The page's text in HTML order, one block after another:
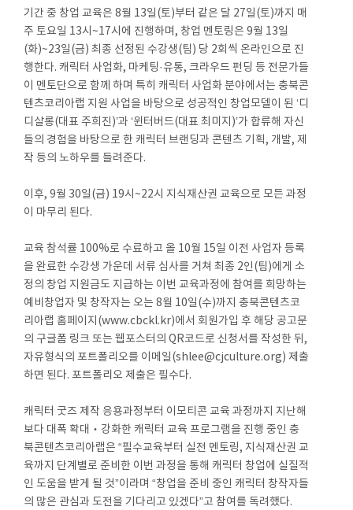
기간 중 창업 교육은 8월 13일(토)부터 같은 달 27일(토)까지 매
주 토요일 13시~17시에 진행하며, 창업 멘토링은 9월 13일
(화)~23일(금) 최종 선정된 수강생(팀) 당 2회씩 온라인으로 진
행한다. 캐릭터 사업화, 마케팅·유통, 크라우드 펀딩 등 전문가들
이 멘토단으로 함께 하며 특히 캐릭터 사업화 분야에서는 충북콘
텐츠코리아랩 지원 사업을 바탕으로 성공적인 창업모델이 된 ‘디
디살롱(대표 주희진)’과 ‘윈터버드(대표 최미지)’가 합류해 자신
들의 경험을 바탕으로 한 캐릭터 브랜딩과 콘텐츠 기획, 개발, 제
작 등의 노하우를 들려준다.
이후, 9월 30일(금) 19시~22시 지식재산권 교육으로 모든 과정
이 마무리 된다.
교육 참석률 100%로 수료하고 올 10월 15일 이전 사업자 등록
을 완료한 수강생 가운데 서류 심사를 거쳐 최종 2인(팀)에게 소
정의 창업 지원금도 지급하는 이번 교육과정에 참여를 희망하는
예비창업자 및 창작자는 오는 8월 10일(수)까지 충북콘텐츠코
리아랩 홈페이지(www.cbckl.kr)에서 회원가입 후 해당 공고문
의 구글폼 링크 또는 웹포스터의 QR코드로 신청서를 작성한 뒤,
자유형식의 포트폴리오를 이메일(shlee@cjculture.org) 제출
하면 된다. 포트폴리오 제출은 필수다.
캐릭터 굿즈 제작 응용과정부터 이모티콘 교육 과정까지 지난해
보다 대폭 확대‧강화한 캐릭터 교육 프로그램을 진행 중인 충
북콘텐츠코리아랩은 “필수교육부터 실전 멘토링, 지식재산권 교
육까지 단계별로 준비한 이번 과정을 통해 캐릭터 창업에 실질적
인 도움을 받게 될 것”이라며 “창업을 준비 중인 캐릭터 창작자들
의 많은 관심과 도전을 기다리고 있겠다”고 참여를 독려했다.